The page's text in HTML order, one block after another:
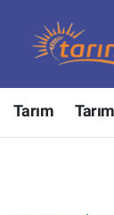
Tarım
Tarım
Nöbetçi
Hava